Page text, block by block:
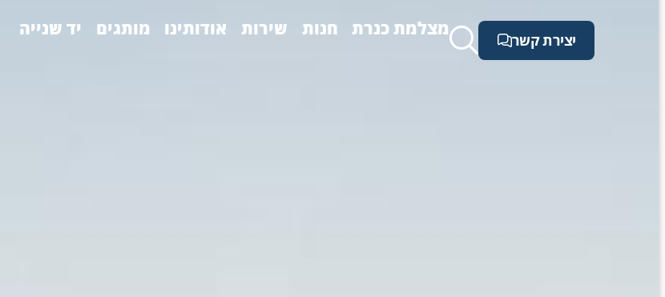
יד שנייה מותגים אודותינו שירות חנות מצלמת כנרת
יצירת קשר